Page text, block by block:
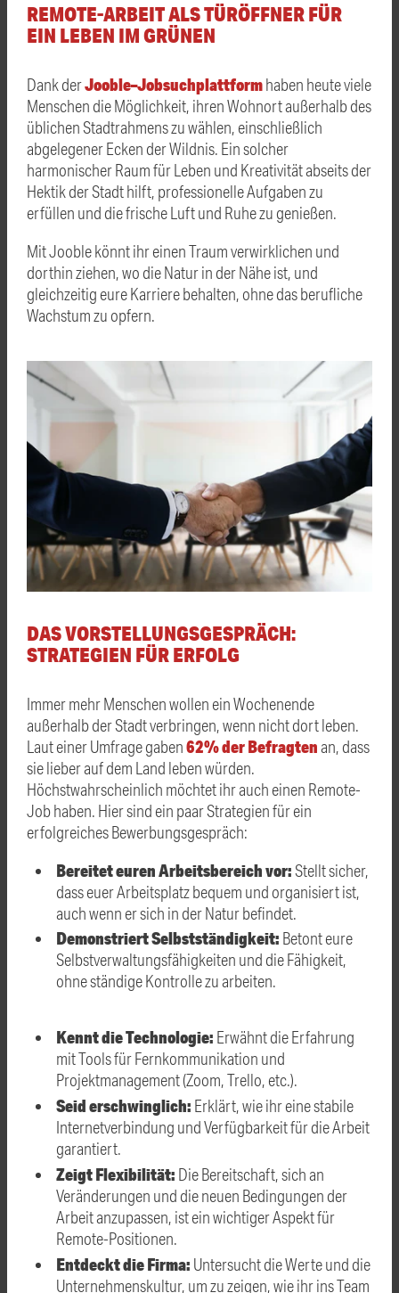
REMOTE-ARBEIT ALS TÜRÖFFNER FÜR
EIN LEBEN IM GRÜNEN
Dank derJooble–Job­such­platt­formhaben heute viele
Menschen die Möglichkeit, ihren Wohnort außerhalb des
üblichen Stadtrahmens zu wählen, einschließlich
abgelegener Ecken der Wildnis. Ein solcher
harmonischer Raum für Leben und Kreativität abseits der
Hektik der Stadt hilft, professionelle Aufgaben zu
erfüllen und die frische Luft und Ruhe zu genießen.
Mit Jooble könnt ihr einen Traum verwirklichen und
dorthin ziehen, wo die Natur in der Nähe ist, und
gleichzeitig eure Karriere behalten, ohne das berufliche
Wachstum zu opfern.
DAS VORSTELLUNGSGESPRÄCH:
STRATEGIEN FÜR ERFOLG
Immer mehr Menschen wollen ein Wochenende
außerhalb der Stadt verbringen, wenn nicht dort leben.
Laut einer Umfrage gaben62% der Befragtenan, dass
sie lieber auf dem Land leben würden.
Höchstwahrscheinlich möchtet ihr auch einen Remote-
Job haben. Hier sind ein paar Strategien für ein
erfolgreiches Bewerbungsgespräch:
Bereitet euren Arbeitsbereich vor:Stellt sicher,
dass euer Arbeitsplatz bequem und organisiert ist,
auch wenn er sich in der Natur befindet.
Demonstriert Selbstständigkeit: Betont eure
Selbstverwaltungsfähigkeiten und die Fähigkeit,
ohne ständige Kontrolle zu arbeiten.
Kennt die Technologie: Erwähnt die Erfahrung
mit Tools für Fernkommunikation und
Projektmanagement (Zoom, Trello, etc.).
Seid erschwinglich: Erklärt, wie ihr eine stabile
Internetverbindung und Verfügbarkeit für die Arbeit
garantiert.
Zeigt Flexibilität: Die Bereitschaft, sich an
Veränderungen und die neuen Bedingungen der
Arbeit anzupassen, ist ein wichtiger Aspekt für
Remote-Positionen.
Entdeckt die Firma: Untersucht die Werte und die
Unternehmenskultur, um zu zeigen, wie ihr ins Team